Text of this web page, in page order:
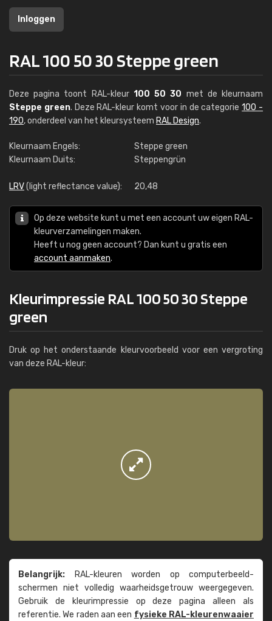
Inloggen
RAL 100 50 30 Steppe green
Deze pagina toont RAL-kleur 100 50 30 met de kleurnaam
Steppe green. Deze RAL-kleur komt voor in de categorie100 -
190, onderdeel van het kleursysteem RAL Design.
Kleurnaam Engels:
Steppe green
Kleurnaam Duits:
Steppengrün
LRV(light reflectance value): 20,48
Op deze website kunt u met een account uw eigen RAL-
kleurverzamelingen maken.
Heeft u nog geen account? Dan kunt u gratis een
account aanmaken.
Kleurimpressie RAL 100 50 30 Steppe
green
Druk op het onderstaande kleurvoorbeeld voor een vergroting
van deze RAL-kleur:
Belangrijk: RAL-kleuren worden op computer­beeld­
schermen niet volledig waarheids­­getrouw weer­gegeven.
Gebruik de kleur­impressie op deze pagina alleen als
referentie. We raden aan een fysieke RAL-kleuren­waaier